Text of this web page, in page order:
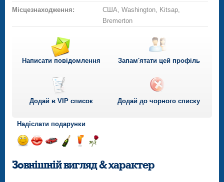
Місцезнаходження:
США, Washington, Kitsap,
Bremerton
Написати повідомлення Запам'ятати цей профіль
Додай в VIP список Додай до чорного списку
Надіслати подарунки
посмішкупоцілунок
на
автомобілі
шампанське
троянду
Зовнішній вигляд & характер